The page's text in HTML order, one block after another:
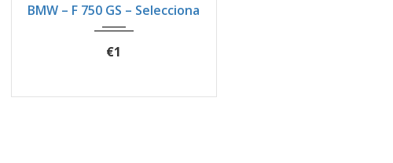
BMW – F 750 GS – Selecciona
€1